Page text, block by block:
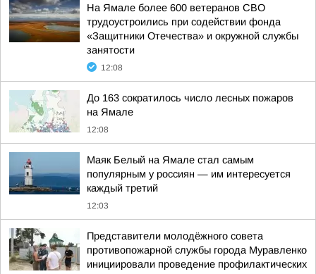
На Ямале более 600 ветеранов СВО
трудоустроились при содействии фонда
«Защитники Отечества» и окружной службы
занятости
12:08
До 163 сократилось число лесных пожаров
на Ямале
12:08
Маяк Белый на Ямале стал самым
популярным у россиян — им интересуется
каждый третий
12:03
Представители молодёжного совета
противопожарной службы города Муравленко
инициировали проведение профилактических